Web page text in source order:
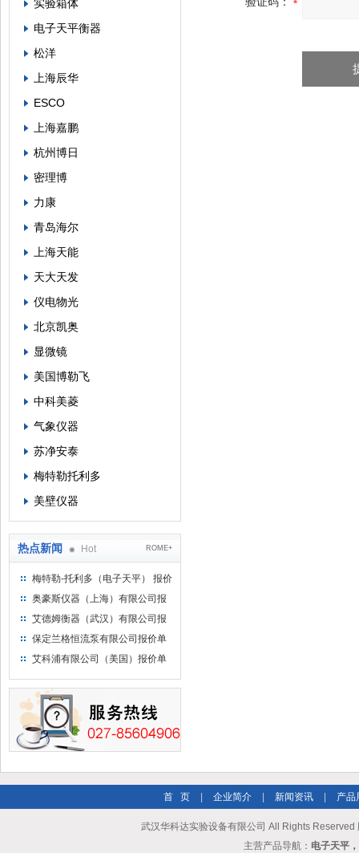
实验箱体
电子天平衡器
松洋
上海辰华
ESCO
上海嘉鹏
杭州博日
密理博
力康
青岛海尔
上海天能
天大天发
仪电物光
北京凯奥
显微镜
美国博勒飞
中科美菱
气象仪器
苏净安泰
梅特勒托利多
美壁仪器
热点新闻 Hot ROME+
梅特勒-托利多（电子天平） 报价
单
奥豪斯仪器（上海）有限公司报
价单
艾德姆衡器（武汉）有限公司报
价单
保定兰格恒流泵有限公司报价单
艾科浦有限公司（美国）报价单
首 页 企业简介 新闻资讯 产品
武汉华科达实验设备有限公司 All Rights Reserved
主营产品导航： 电子天平